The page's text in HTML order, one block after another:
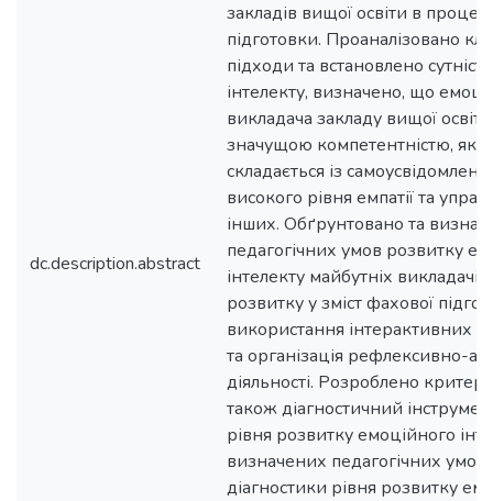
dc.description.abstract
закладів вищої освіти в
підготовки. Проаналізовано
підходи та встановлено
інтелекту, визначено, що
викладача закладу вищої
значущою компетентністю, яка
складається із
високого рівня емпатії та
інших. Обґрунтовано та
педагогічних умов розвитку
інтелекту майбутніх
розвитку у зміст фахової
використання інтерактивних
та організація рефлексивно-
діяльності. Розроблено
також діагностичний
рівня розвитку емоційного
визначених педагогічних умов
діагностики рівня розвитку